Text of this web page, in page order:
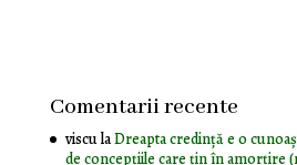
Comentarii recente
visculaDreapta credință e o
de concepțiile care țin în amorțire